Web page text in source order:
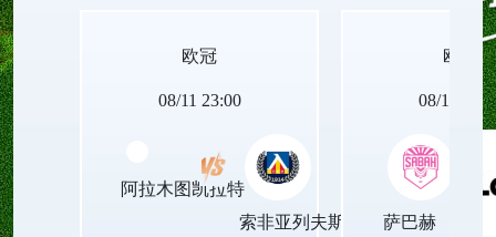
欧冠
08/11 23:00
阿拉木图凯拉特
索非亚列夫斯基
欧冠
08/12
萨巴赫